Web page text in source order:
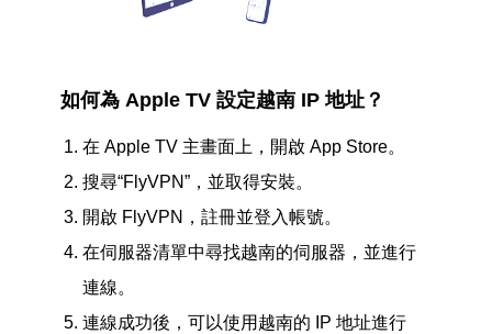
如何為 Apple TV 設定越南 IP 地址？
在 Apple TV 主畫面上，開啟 App Store。
搜尋“FlyVPN”，並取得安裝。
開啟 FlyVPN，註冊並登入帳號。
在伺服器清單中尋找越南的伺服器，並進行
連線。
連線成功後，可以使用越南的 IP 地址進行